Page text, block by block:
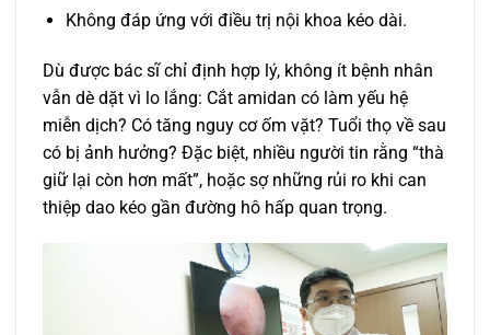
Không đáp ứng với điều trị nội khoa kéo dài.
Dù được bác sĩ chỉ định hợp lý, không ít bệnh nhân
vẫn dè dặt vì lo lắng: Cắt amidan có làm yếu hệ
miễn dịch? Có tăng nguy cơ ốm vặt? Tuổi thọ về sau
có bị ảnh hưởng? Đặc biệt, nhiều người tin rằng “thà
giữ lại còn hơn mất”, hoặc sợ những rủi ro khi can
thiệp dao kéo gần đường hô hấp quan trọng.